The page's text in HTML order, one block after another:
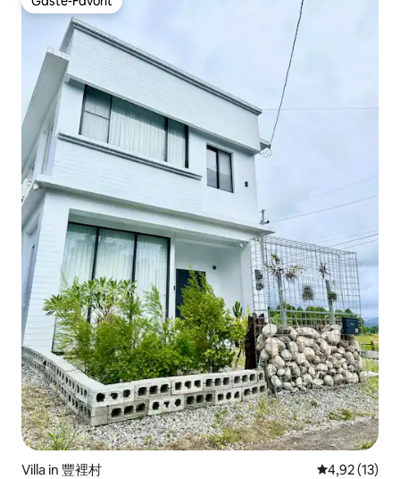
Gäste-Favorit
Villa in 豐裡村 4,92 (13)